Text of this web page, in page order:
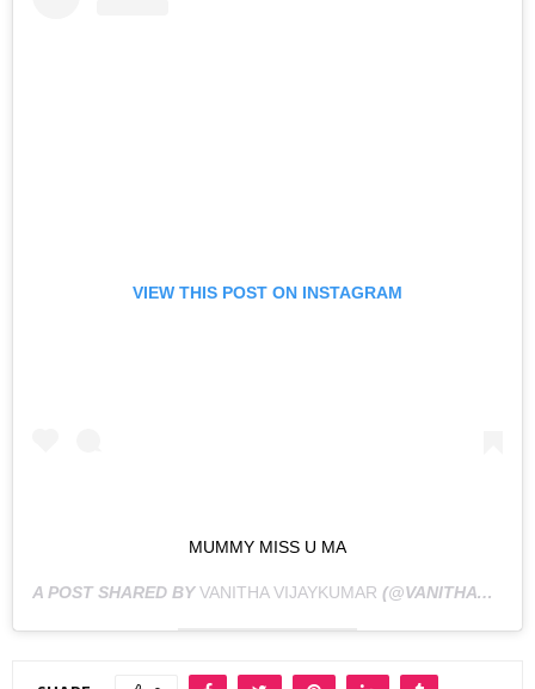
VIEW THIS POST ON INSTAGRAM
MUMMY MISS U MA
A POST SHARED BYVANITHA VIJAYKUMAR (@VANITHAVIJAYKUMAR) ON